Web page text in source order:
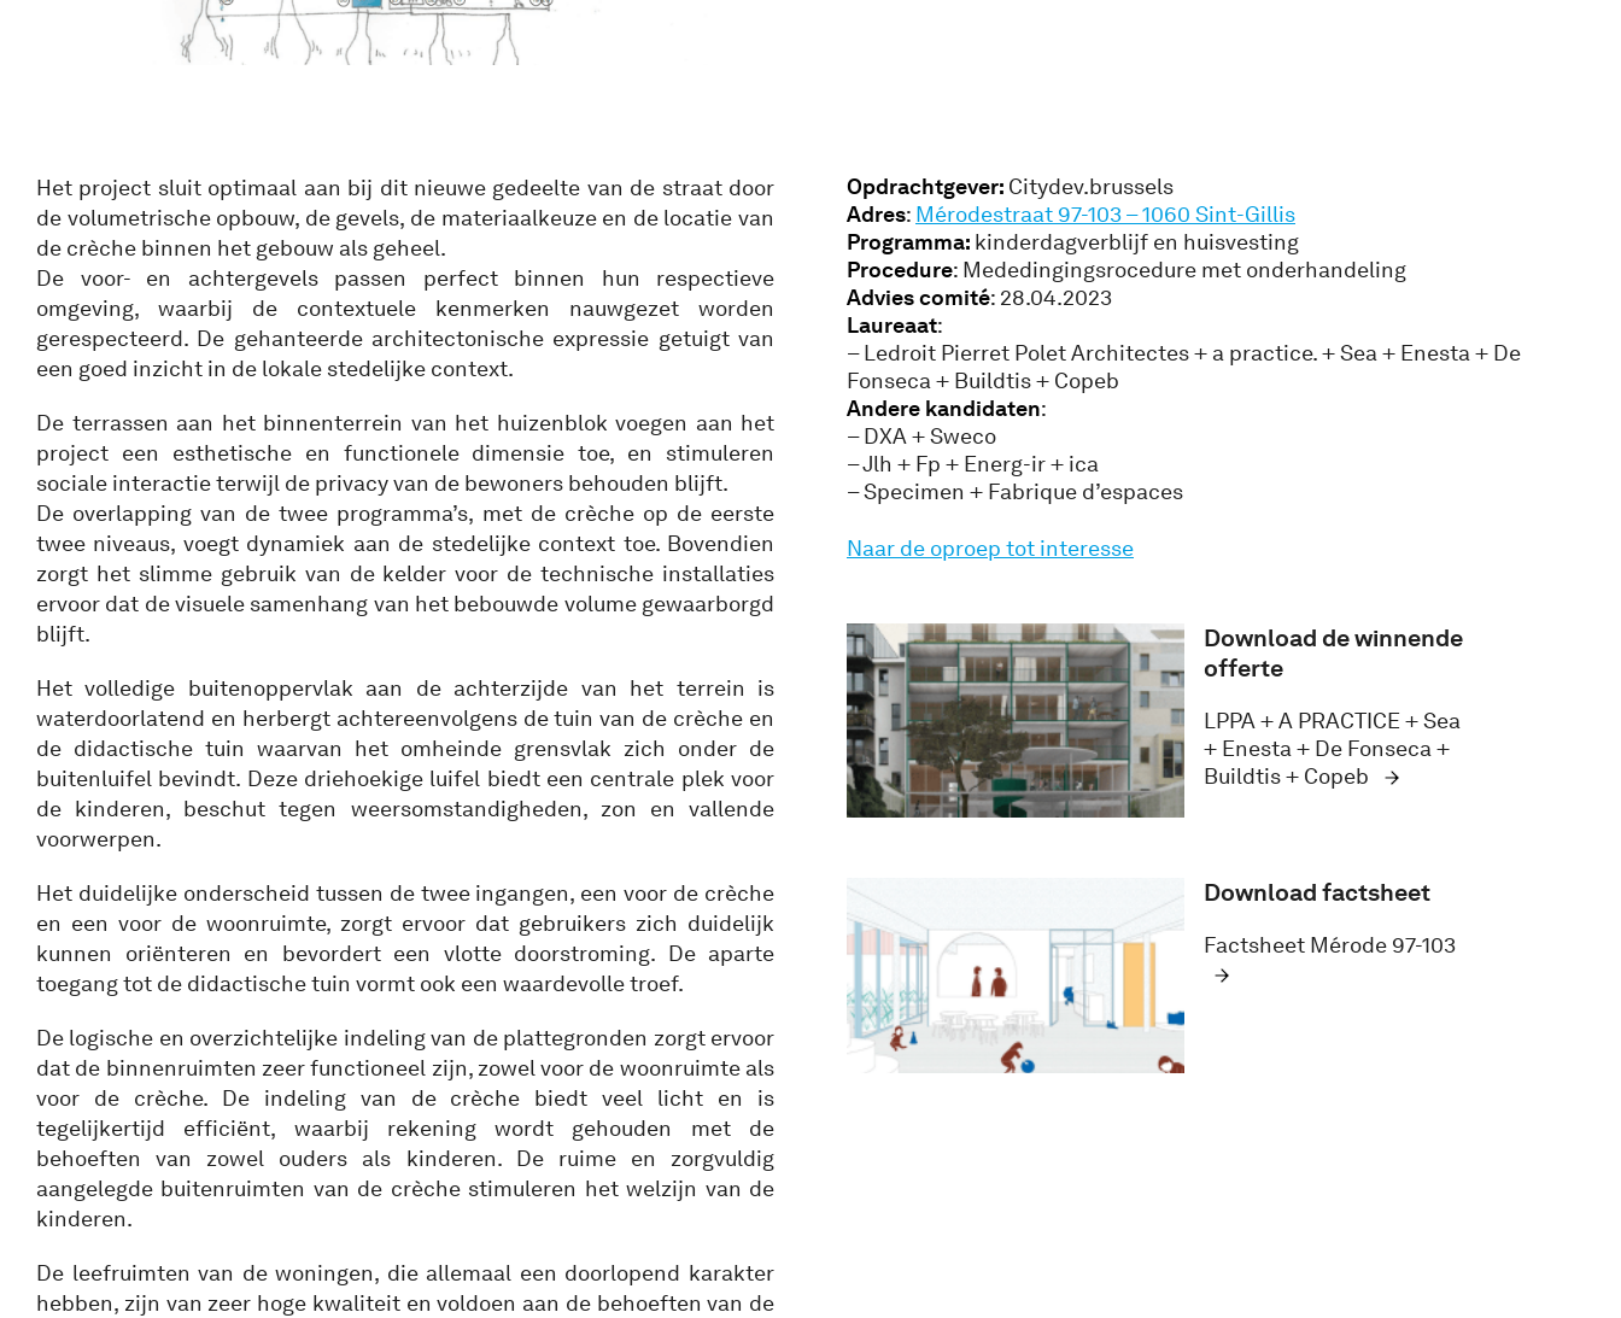
Het project sluit optimaal aan bij dit nieuwe gedeelte van de straat door
de volumetrische opbouw, de gevels, de materiaalkeuze en de locatie van
de crèche binnen het gebouw als geheel.
De voor- en achtergevels passen perfect binnen hun respectieve
omgeving, waarbij de contextuele kenmerken nauwgezet worden
gerespecteerd. De gehanteerde architectonische expressie getuigt van
een goed inzicht in de lokale stedelijke context.
De terrassen aan het binnenterrein van het huizenblok voegen aan het
project een esthetische en functionele dimensie toe, en stimuleren
sociale interactie terwijl de privacy van de bewoners behouden blijft.
De overlapping van de twee programma’s, met de crèche op de eerste
twee niveaus, voegt dynamiek aan de stedelijke context toe. Bovendien
zorgt het slimme gebruik van de kelder voor de technische installaties
ervoor dat de visuele samenhang van het bebouwde volume gewaarborgd
blijft.
Het volledige buitenoppervlak aan de achterzijde van het terrein is
waterdoorlatend en herbergt achtereenvolgens de tuin van de crèche en
de didactische tuin waarvan het omheinde grensvlak zich onder de
buitenluifel bevindt. Deze driehoekige luifel biedt een centrale plek voor
de kinderen, beschut tegen weersomstandigheden, zon en vallende
voorwerpen.
Het duidelijke onderscheid tussen de twee ingangen, een voor de crèche
en een voor de woonruimte, zorgt ervoor dat gebruikers zich duidelijk
kunnen oriënteren en bevordert een vlotte doorstroming. De aparte
toegang tot de didactische tuin vormt ook een waardevolle troef.
De logische en overzichtelijke indeling van de plattegronden zorgt ervoor
dat de binnenruimten zeer functioneel zijn, zowel voor de woonruimte als
voor de crèche. De indeling van de crèche biedt veel licht en is
tegelijkertijd efficiënt, waarbij rekening wordt gehouden met de
behoeften van zowel ouders als kinderen. De ruime en zorgvuldig
aangelegde buitenruimten van de crèche stimuleren het welzijn van de
kinderen.
De leefruimten van de woningen, die allemaal een doorlopend karakter
hebben, zijn van zeer hoge kwaliteit en voldoen aan de behoeften van de
Opdrachtgever: Citydev.brussels
Adres: Mérodestraat 97-103 – 1060 Sint-Gillis
Programma: kinderdagverblijf en huisvesting
Procedure: Mededingingsrocedure met onderhandeling
Advies comité: 28.04.2023
Laureaat:
– Ledroit Pierret Polet Architectes + a practice. + Sea + Enesta + De
Fonseca + Buildtis + Copeb
Andere kandidaten:
– DXA + Sweco
– Jlh + Fp + Energ-ir + ica
– Specimen + Fabrique d’espaces
Naar de oproep tot interesse
Download de winnende
offerte
LPPA + A PRACTICE + Sea
+ Enesta + De Fonseca +
Buildtis + Copeb
Download factsheet
Factsheet Mérode 97-103